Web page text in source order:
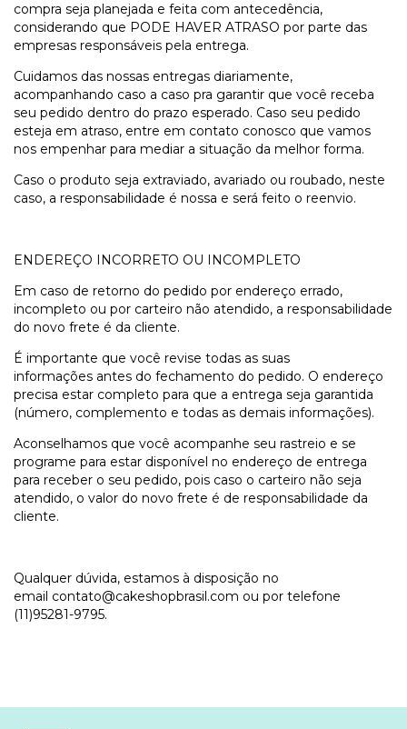
compra seja planejada e feita com antecedência,
considerando que PODE HAVER ATRASO por parte das
empresas responsáveis pela entrega.
Cuidamos das nossas entregas diariamente,
acompanhando caso a caso pra garantir que você receba
seu pedido dentro do prazo esperado. Caso seu pedido
esteja em atraso, entre em contato conosco que vamos
nos empenhar para mediar a situação da melhor forma.
Caso o produto seja extraviado, avariado ou roubado, neste
caso, a responsabilidade é nossa e será feito o reenvio.
ENDEREÇO INCORRETO OU INCOMPLETO
Em caso de retorno do pedido por endereço errado,
incompleto ou por carteiro não atendido, a responsabilidade
do novo frete é da cliente.
É importante que você revise todas as suas
informações antes do fechamento do pedido. O endereço
precisa estar completo para que a entrega seja garantida
(número, complemento e todas as demais informações).
Aconselhamos que você acompanhe seu rastreio e se
programe para estar disponível no endereço de entrega
para receber o seu pedido, pois caso o carteiro não seja
atendido, o valor do novo frete é de responsabilidade da
cliente.
Qualquer dúvida, estamos à disposição no
email contato@cakeshopbrasil.com ou por telefone
(11)95281-9795.